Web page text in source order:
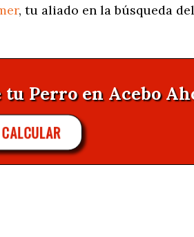
, tu aliado en la búsqueda
Perro en Acebo
CALCULAR